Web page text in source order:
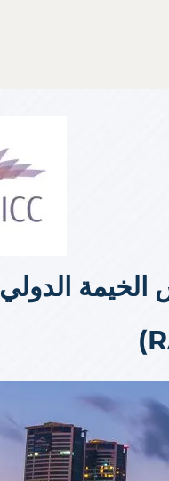
الدولي